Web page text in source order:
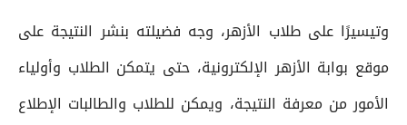
وتيسيرًا على طلاب الأزهر، وجه فضيلته بنشر النتيجة على
موقع بوابة الأزهر الإلكترونية، حتى يتمكن الطلاب وأولياء
الأمور من معرفة النتيجة، ويمكن للطلاب والطالبات الإطلاع